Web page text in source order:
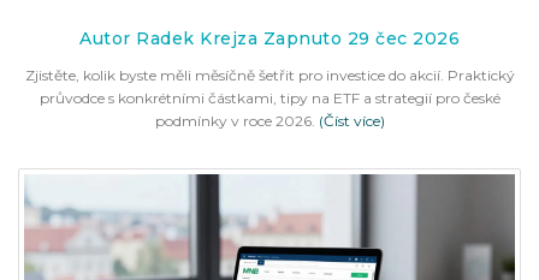
Autor Radek Krejza Zapnuto 29 čec 2026
Zjistěte, kolik byste měli měsíčně šetřit pro investice do akcií. Praktický
průvodce s konkrétními částkami, tipy na ETF a strategií pro české
podmínky v roce 2026. (Číst více)